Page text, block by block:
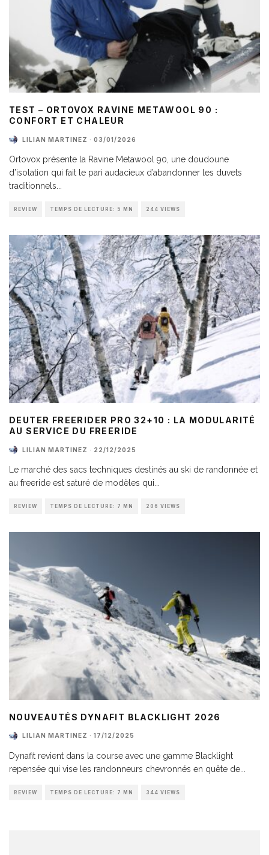
TEST – ORTOVOX RAVINE METAWOOL 90 :
CONFORT ET CHALEUR
LILIAN MARTINEZ · 03/01/2026
Ortovox présente la Ravine Metawool 90, une doudoune
d’isolation qui fait le pari audacieux d’abandonner les duvets
traditionnels...
REVIEW TEMPS DE LECTURE: 5 MN 244 VIEWS
DEUTER FREERIDER PRO 32+10 : LA MODULARITÉ
AU SERVICE DU FREERIDE
LILIAN MARTINEZ · 22/12/2025
Le marché des sacs techniques destinés au ski de randonnée et
au freeride est saturé de modèles qui
REVIEW TEMPS DE LECTURE: 7 MN 206 VIEWS
NOUVEAUTÉS DYNAFIT BLACKLIGHT 2026
LILIAN MARTINEZ · 17/12/2025
Dynafit revient dans la course avec une gamme Blacklight
repensée qui vise les randonneurs chevronnés en quête de
REVIEW TEMPS DE LECTURE: 7 MN 344 VIEWS